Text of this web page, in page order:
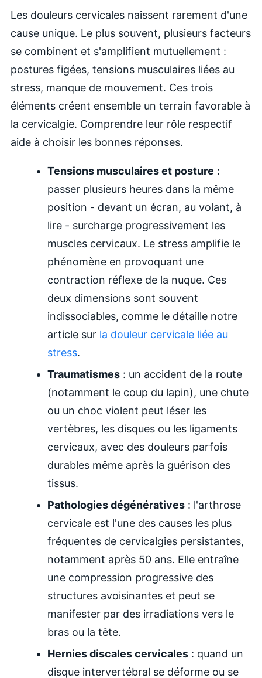
Les douleurs cervicales naissent rarement d'une
cause unique. Le plus souvent, plusieurs facteurs
se combinent et s'amplifient mutuellement :
postures figées, tensions musculaires liées au
stress, manque de mouvement. Ces trois
éléments créent ensemble un terrain favorable à
la cervicalgie. Comprendre leur rôle respectif
aide à choisir les bonnes réponses.
Tensions musculaires et posture :
passer plusieurs heures dans la même
position - devant un écran, au volant, à
lire - surcharge progressivement les
muscles cervicaux. Le stress amplifie le
phénomène en provoquant une
contraction réflexe de la nuque. Ces
deux dimensions sont souvent
indissociables, comme le détaille notre
article sur la douleur cervicale liée au
stress.
Traumatismes : un accident de la route
(notamment le coup du lapin), une chute
ou un choc violent peut léser les
vertèbres, les disques ou les ligaments
cervicaux, avec des douleurs parfois
durables même après la guérison des
tissus.
Pathologies dégénératives : l'arthrose
cervicale est l'une des causes les plus
fréquentes de cervicalgies persistantes,
notamment après 50 ans. Elle entraîne
une compression progressive des
structures avoisinantes et peut se
manifester par des irradiations vers le
bras ou la tête.
Hernies discales cervicales : quand un
disque intervertébral se déforme ou se